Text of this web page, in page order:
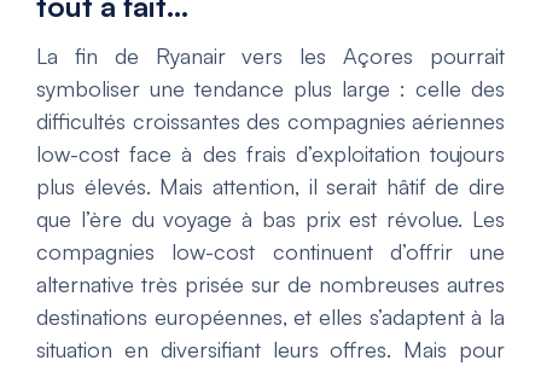
La fin de Ryanair vers les Açores pourrait
symboliser une tendance plus large : celle des
difficultés croissantes des compagnies aériennes
low-cost face à des frais d’exploitation toujours
plus élevés. Mais attention, il serait hâtif de dire
que l’ère du voyage à bas prix est révolue. Les
compagnies low-cost continuent d’offrir une
alternative très prisée sur de nombreuses autres
destinations européennes, et elles s’adaptent à la
situation en diversifiant leurs offres. Mais pour